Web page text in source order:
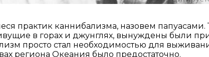
практик каннибализма, назовем папуасами.
в горах и джунглях, вынуждены были
просто стал необходимостью для
региона Океания было предостаточно.